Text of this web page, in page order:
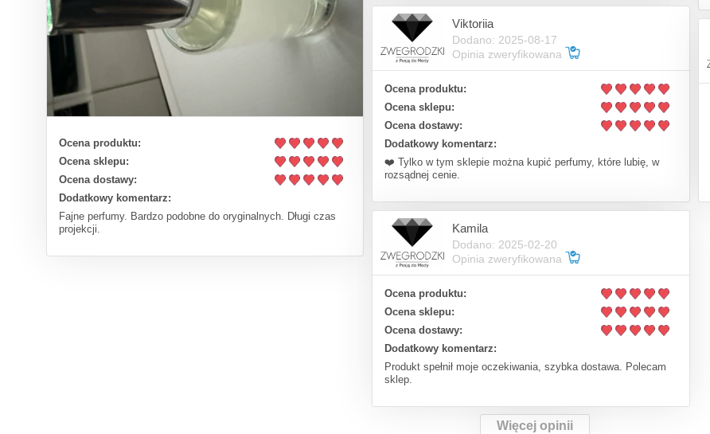
Ocena produktu:
Ocena sklepu:
Ocena dostawy:
Dodatkowy komentarz:
Fajne perfumy. Bardzo podobne do oryginalnych. Długi czas
projekcji.
Viktoriia
Dodano: 2025-08-17
Opinia zweryfikowana
Ocena produktu:
Ocena sklepu:
Ocena dostawy:
Dodatkowy komentarz:
❤️ Tylko w tym sklepie można kupić perfumy, które lubię, w
rozsądnej cenie.
Kamila
Dodano: 2025-02-20
Opinia zweryfikowana
Ocena produktu:
Ocena sklepu:
Ocena dostawy:
Dodatkowy komentarz:
Produkt spełnił moje oczekiwania, szybka dostawa. Polecam
sklep.
Więcej opinii